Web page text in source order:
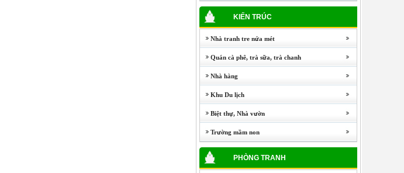
KIẾN TRÚC
Nhà tranh tre nứa mét
Quán cà phê, trà sữa, trà chanh
Nhà hàng
Khu Du lịch
Biệt thự, Nhà vườn
Trường mầm non
PHÒNG TRANH